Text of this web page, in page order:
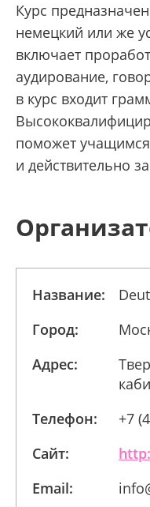
Курс
немецкий или же
включает
аудирование,
в курс входит
поможет
и действительно
Название:
Город:
Адрес:
Телефон:
+7
Сайт:
Email: